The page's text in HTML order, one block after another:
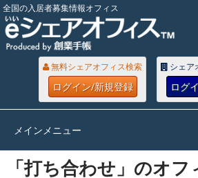
全国の入居者募集情報オフィス
無料シェアオフィス検索
ログイン/新規登録
シェア
ログ
メインメニュー
「打ち合わせ」のオ